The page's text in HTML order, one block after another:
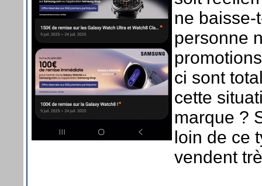
ne
personne
ci sont
cette
marque ?
loin de ce
vendent